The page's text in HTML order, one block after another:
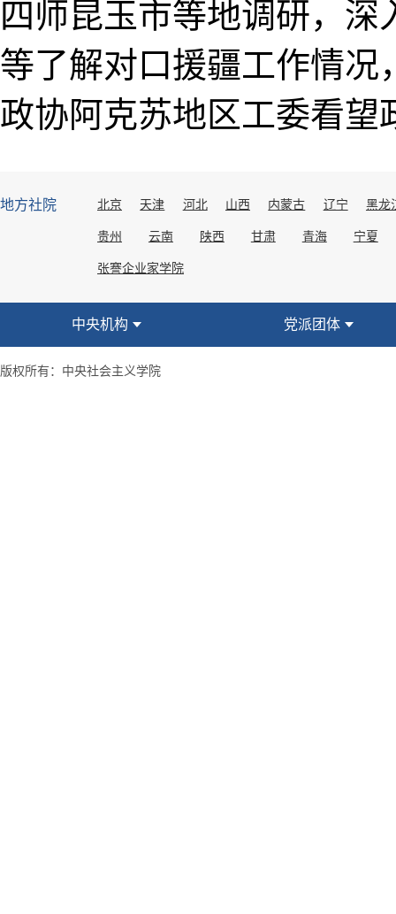
四师昆玉市等地调研，
等了解对口援疆工作情况
政协阿克苏地区工委看望
地方社院 北京 天津 河北 山西 内蒙古 辽宁 黑龙
贵州 云南 陕西 甘肃 青海 宁夏
张謇企业家学院
中央机构 党派团体
版权所有：中央社会主义学院